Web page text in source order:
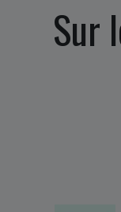
Sur